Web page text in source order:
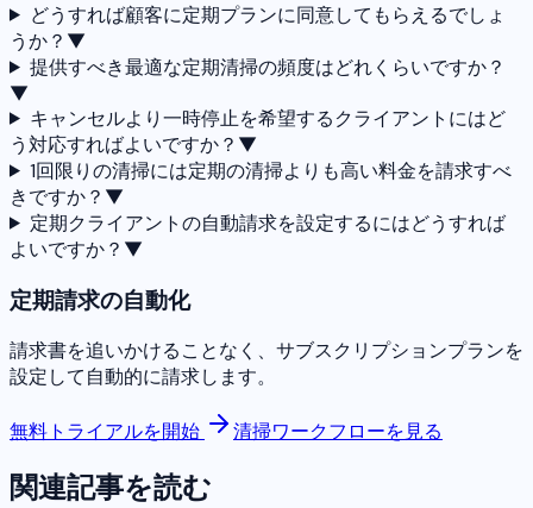
どうすれば顧客に定期プランに同意してもらえるでしょ
うか？ ▼
提供すべき最適な定期清掃の頻度はどれくらいですか？
▼
キャンセルより一時停止を希望するクライアントにはど
う対応すればよいですか？ ▼
1回限りの清掃には定期の清掃よりも高い料金を請求すべ
きですか？ ▼
定期クライアントの自動請求を設定するにはどうすれば
よいですか？ ▼
定期請求の自動化
請求書を追いかけることなく、サブスクリプションプランを
設定して自動的に請求します。
無料トライアルを開始 清掃ワークフローを見る
関連記事を読む